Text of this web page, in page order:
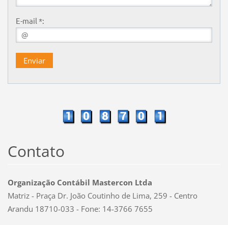
E-mail *:
Contato
Organização Contábil Mastercon Ltda
Matriz - Praça Dr. João Coutinho de Lima, 259 - Centro
Arandu 18710-033 - Fone: 14-3766 7655